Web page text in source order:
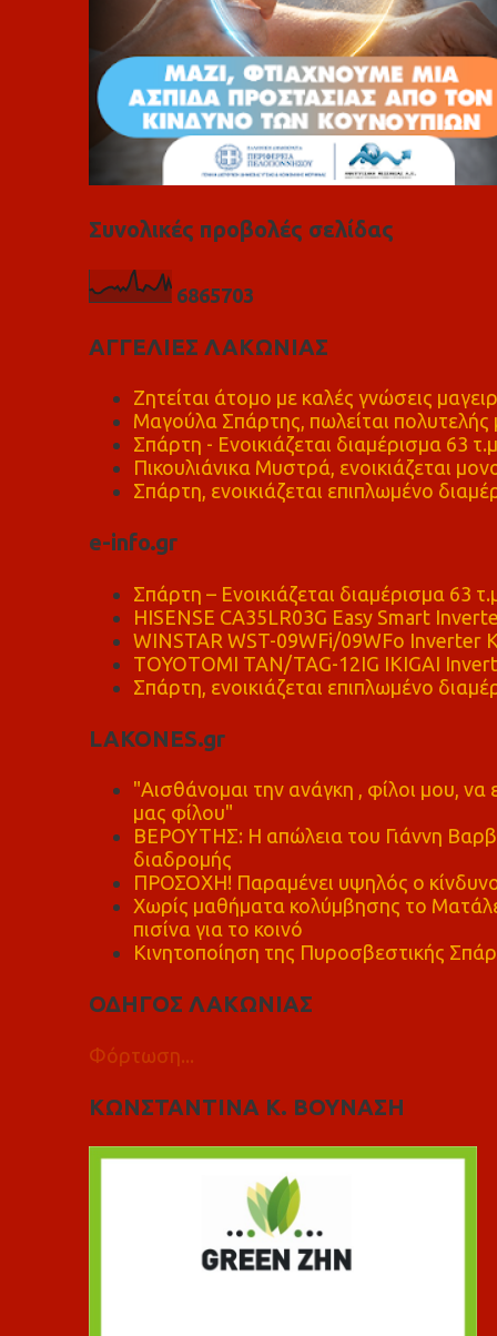
Συνολικές προβολές σελίδας
6865703
ΑΓΓΕΛΙΕΣ ΛΑΚΩΝΙΑΣ
Ζητείται άτομο με καλές γνώσεις
Μαγούλα Σπάρτης, πωλείται πολυτελής
Σπάρτη - Ενοικιάζεται διαμέρισμα 63 τ.μ
Πικουλιάνικα Μυστρά, ενοικιάζεται
Σπάρτη, ενοικιάζεται επιπλωμένο
e-info.gr
Σπάρτη – Ενοικιάζεται διαμέρισμα 63
HISENSE CA35LR03G Easy Smart
WINSTAR WST-09WFi/09WFo Inverter
TOYOTOMI TAN/TAG-12IG IKIGAI
Σπάρτη, ενοικιάζεται επιπλωμένο
LAKONES.gr
"Αισθάνομαι την ανάγκη , φίλοι μου,
μας φίλου"
ΒΕΡΟΥΤΗΣ: Η απώλεια του Γιάννη
διαδρομής
ΠΡΟΣΟΧΗ! Παραμένει υψηλός ο
Χωρίς μαθήματα κολύμβησης το
πισίνα για το κοινό
Κινητοποίηση της Πυροσβεστικής
ΟΔΗΓΟΣ ΛΑΚΩΝΙΑΣ
Φόρτωση...
ΚΩΝΣΤΑΝΤΙΝΑ Κ. ΒΟΥΝΑΣΗ